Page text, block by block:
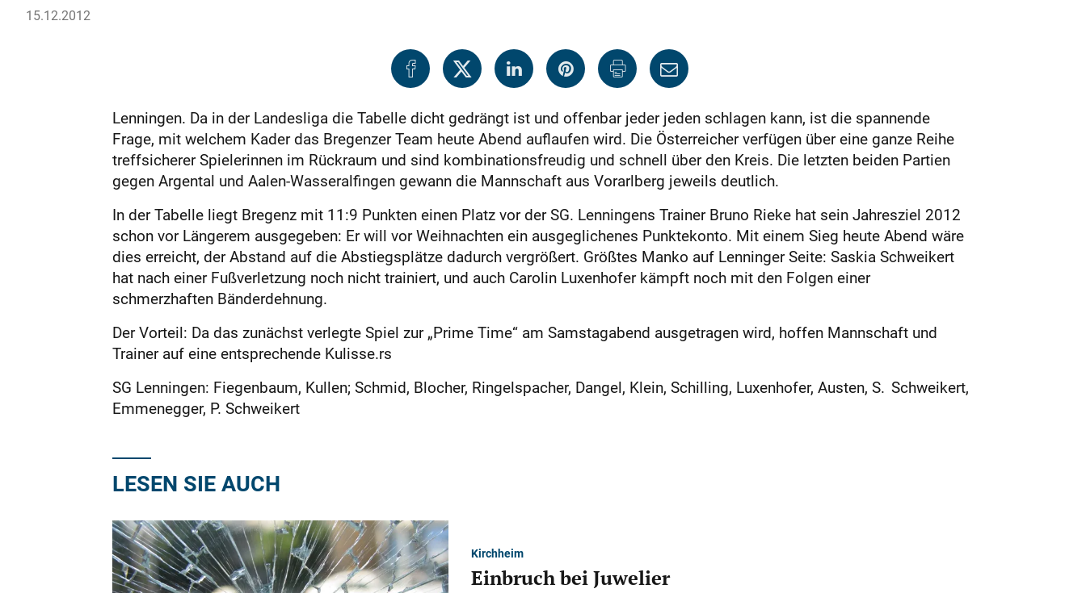
15.12.2012
Lenningen. Da in der Landesliga die Tabelle dicht gedrängt ist und offenbar jeder jeden schlagen kann, ist die spannende
Frage, mit welchem Kader das Bregenzer Team heute Abend auflaufen wird. Die Österreicher verfügen über eine ganze Reihe
treffsicherer Spielerinnen im Rückraum und sind kombinationsfreudig und schnell über den Kreis. Die letzten beiden Partien
gegen Argental und Aalen-Wasseralfingen gewann die Mannschaft aus Vorarlberg jeweils deutlich.
In der Tabelle liegt Bregenz mit 11:9 Punkten einen Platz vor der SG. Lenningens Trainer Bruno Rieke hat sein Jahresziel 2012
schon vor Längerem ausgegeben: Er will vor Weihnachten ein ausgeglichenes Punktekonto. Mit einem Sieg heute Abend wäre
dies erreicht, der Abstand auf die Abstiegsplätze dadurch vergrößert. Größtes Manko auf Lenninger Seite: Saskia Schweikert
hat nach einer Fußverletzung noch nicht trainiert, und auch Carolin Luxenhofer kämpft noch mit den Folgen einer
schmerzhaften Bänderdehnung.
Der Vorteil: Da das zunächst verlegte Spiel zur „Prime Time“ am Samstagabend ausgetragen wird, hoffen Mannschaft und
Trainer auf eine entsprechende Kulisse.rs
SG Lenningen: Fiegenbaum, Kullen; Schmid, Blocher, Ringelspacher, Dangel, Klein, Schilling, Luxenhofer, Austen, S. Schweikert,
Emmenegger, P. Schweikert
LESEN SIE AUCH
Kirchheim
Einbruch bei Juwelier